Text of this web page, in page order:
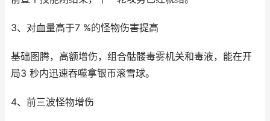
3、对血量高于7 %的怪物伤害提高
基础图腾，高额增伤，组合骷髅毒雾机关和毒液，能在开
局3 秒内迅速吞噬拿银币滚雪球。
4、前三波怪物增伤